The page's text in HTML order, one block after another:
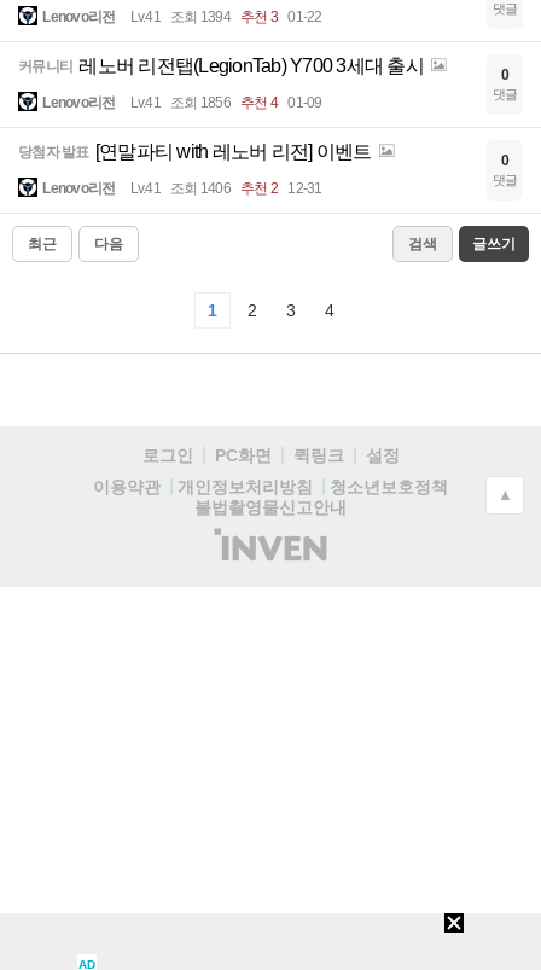
Lenovo리전 Lv.41 조회 1394 추천 3 01-22 댓글
커뮤니티 레노버 리전탭(LegionTab) Y700 3세대 출시
Lenovo리전 Lv.41 조회 1856 추천 4 01-09
0
댓글
당첨자 발표 [연말파티 with 레노버 리전] 이벤트
Lenovo리전 Lv.41 조회 1406 추천 2 12-31
0
댓글
최근 다음 검색 글쓰기
1 2 3 4
로그인 PC화면 퀵링크
설정
이용약관
개인정보처리방침
청소년보호정책
불법촬영물신고안내
(주)
인
▲
AD